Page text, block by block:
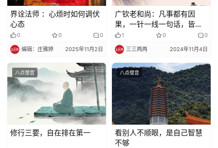
界诠法师 ：心烦时如何调伏
心态
0 0 0
编辑：庄雅婷 2025年11月2日
广钦老和尚：凡事都有因
果，一针一线一句话，皆有
因果
1 0 0
三三两两 2024年11月4日
八点僧音
修行三要，自在排在第一
八点僧音
看别人不顺眼，是自己智慧
不够